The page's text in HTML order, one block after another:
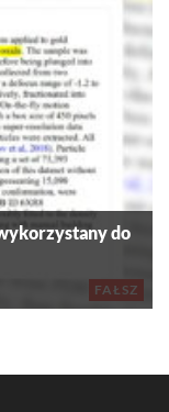
FAŁSZ
do